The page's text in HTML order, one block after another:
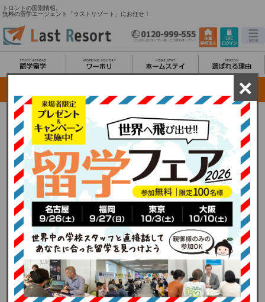
トロントの国別情報。
無料の留学エージェント「ラストリゾート」にお任せ！
×
トロント留学/都市情報
マルチカルチュアル都市と呼ばれる程さまざまな国籍のバックグラウンドを持つ人々
が暮らす街。イギリス、韓国、中国、ブラジル、イタリア、フランス、ドイツ、ポル
トガル、インドなど数えるのも大変なほどである。またトロント市内にその国籍の人
のコミュニティー地区があり（チャイナタウン、リトルイタリー等）一つの都市にい
ながら多国籍文化に触れられる事も魅力的である。さらに近くにはモントリオール、
ナイアガラの滝、陸続きのアメリカ、ヨーロッパなど格安で他の国、都市へもアクセ
スできる。